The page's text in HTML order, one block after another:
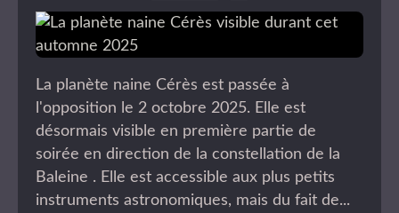
La planète naine Cérès est passée à
l'opposition le 2 octobre 2025. Elle est
désormais visible en première partie de
soirée en direction de la constellation de la
Baleine . Elle est accessible aux plus petits
instruments astronomiques, mais du fait de...